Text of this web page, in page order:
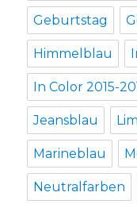
Geburtstag
Himmelblau
In Color 2015-
Jeansblau
Marineblau
Neutralfarben